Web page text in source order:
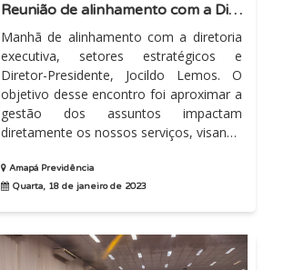
Reunião de alinhamento com a Diretoria Executiva e Setores
Manhã de alinhamento com a diretoria
executiva, setores estratégicos e
Diretor-Presidente, Jocildo Lemos. O
objetivo desse encontro foi aproximar a
gestão dos assuntos impactam
diretamente os nossos serviços, visando
qualidade...
Amapá Previdência
Quarta, 18 de janeiro de 2023